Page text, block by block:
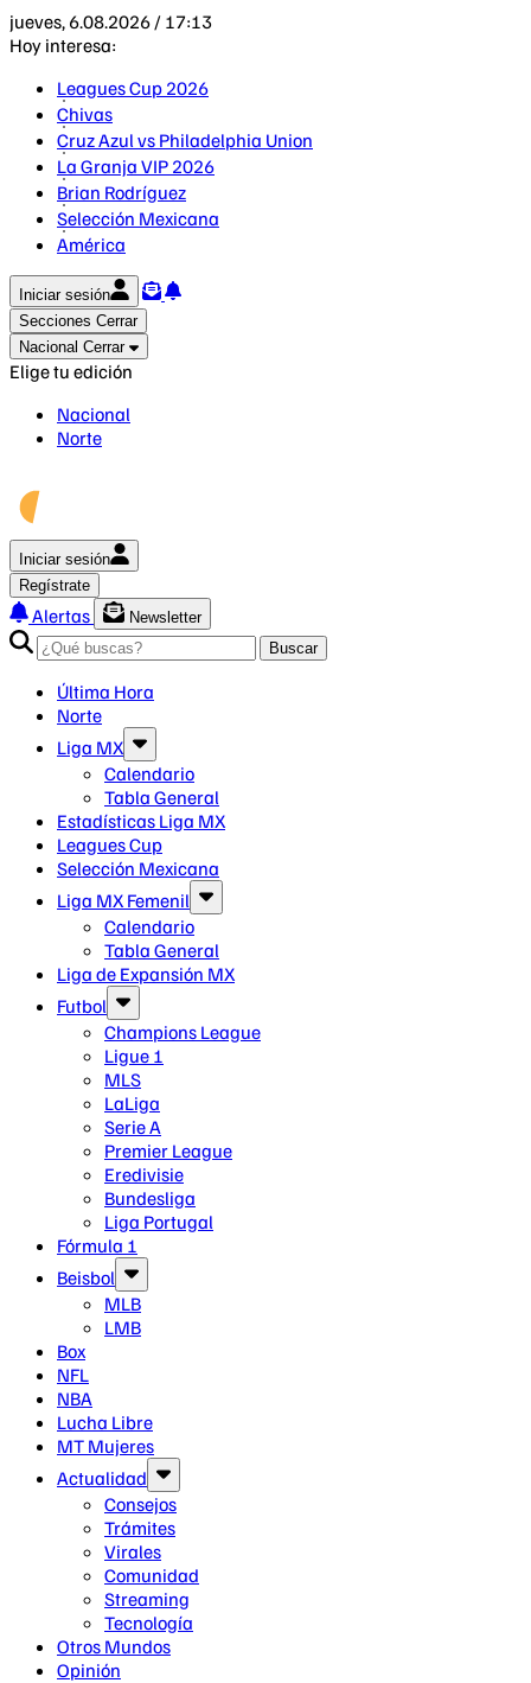
jueves, 6.08.2026 / 17:13
Hoy interesa:
Leagues Cup 2026
Chivas
Cruz Azul vs Philadelphia Union
La Granja VIP 2026
Brian Rodríguez
Selección Mexicana
América
Iniciar sesión
Secciones Cerrar
Nacional Cerrar
Elige tu edición
Nacional
Norte
Iniciar sesión
Regístrate
Alertas
Newsletter
Buscar
Última Hora
Norte
Liga MX
Calendario
Tabla General
Estadísticas Liga MX
Leagues Cup
Selección Mexicana
Liga MX Femenil
Calendario
Tabla General
Liga de Expansión MX
Futbol
Champions League
Ligue 1
MLS
LaLiga
Serie A
Premier League
Eredivisie
Bundesliga
Liga Portugal
Fórmula 1
Beisbol
MLB
LMB
Box
NFL
NBA
Lucha Libre
MT Mujeres
Actualidad
Consejos
Trámites
Virales
Comunidad
Streaming
Tecnología
Otros Mundos
Opinión